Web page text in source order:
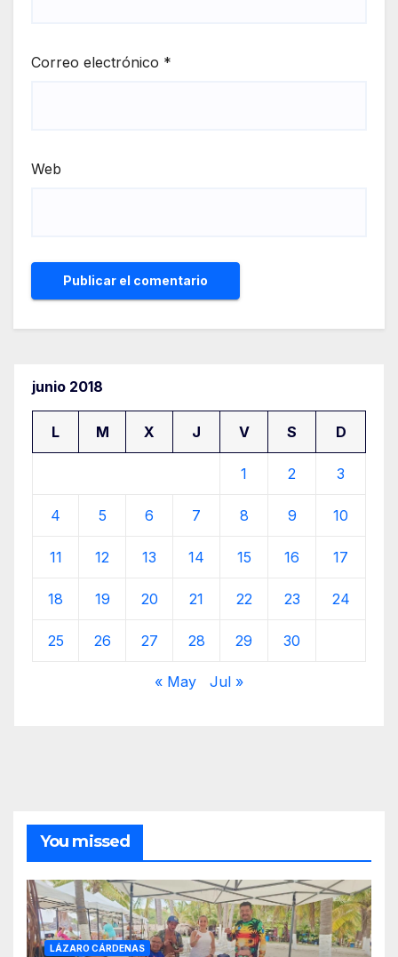
Correo electrónico *
Web
junio 2018
L M X J V S D
1 2 3
4 5 6 7 8 9 10
11 12 13 14 15 16 17
18 19 20 21 22 23 24
25 26 27 28 29 30
« May Jul »
You missed
LÁZARO CÁRDENAS